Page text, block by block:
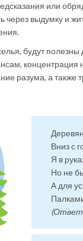
или
через выдумку и
будут
концентрация
разума, а также
Вниз с
Я в
Но не
А для